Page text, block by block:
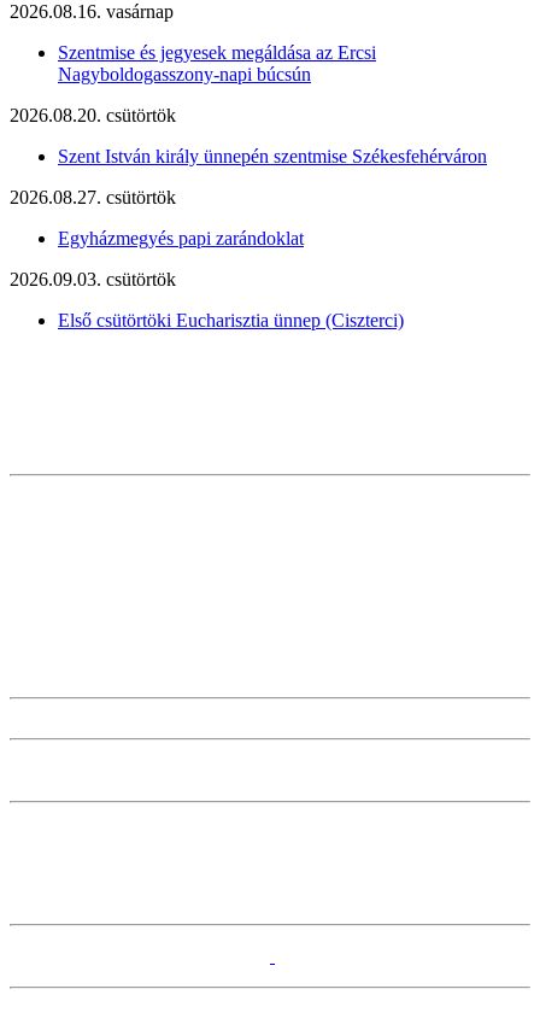
2026.08.16. vasárnap
Szentmise és jegyesek megáldása az Ercsi
Nagyboldogasszony-napi búcsún
2026.08.20. csütörtök
Szent István király ünnepén szentmise Székesfehérváron
2026.08.27. csütörtök
Egyházmegyés papi zarándoklat
2026.09.03. csütörtök
Első csütörtöki Eucharisztia ünnep (Ciszterci)